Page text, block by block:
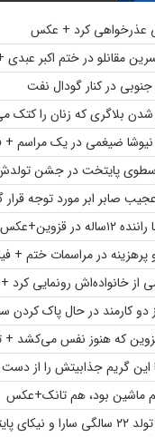
عذرخواهی کرد + عکس
مقانلو در ختم اکبر عبدی
در کنار گودال نفت
بلاگری که زنان را کتک
نیوشا ضیغمی در یک مراسم +
پایتخت در جشن
صابر ابر مورد توجه
قزوین+عکس
پرهزینه در مراسمات ختم +
از خانواده‌اش رونمایی
کارمند در حال پاک کردن
که هنوز نفس می‌کشد +
این گریم جذابیتش را از
ماشین بود، هم تانک+عکس
پایتخت